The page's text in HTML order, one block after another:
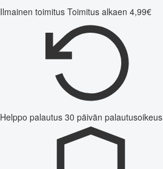
Ilmainen toimitus Toimitus alkaen 4,99€
Helppo palautus 30 päivän palautusoikeus